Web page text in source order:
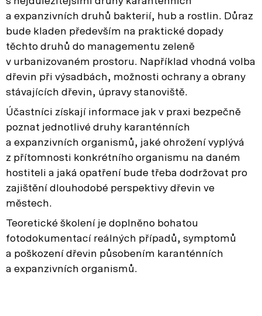
a expanzivních druhů bakterií, hub a rostlin. Důraz
bude kladen především na praktické dopady
těchto druhů do managementu zeleně
v urbanizovaném prostoru. Například vhodná volba
dřevin při výsadbách, možnosti ochrany a obrany
stávajících dřevin, úpravy stanoviště.
Účastníci získají informace jak v praxi bezpečně
poznat jednotlivé druhy karanténních
a expanzivních organismů, jaké ohrožení vyplývá
z přítomnosti konkrétního organismu na daném
hostiteli a jaká opatření bude třeba dodržovat pro
zajištění dlouhodobé perspektivy dřevin ve
městech.
Teoretické školení je doplněno bohatou
fotodokumentací reálných případů, symptomů
a poškození dřevin působením karanténních
a expanzivních organismů.